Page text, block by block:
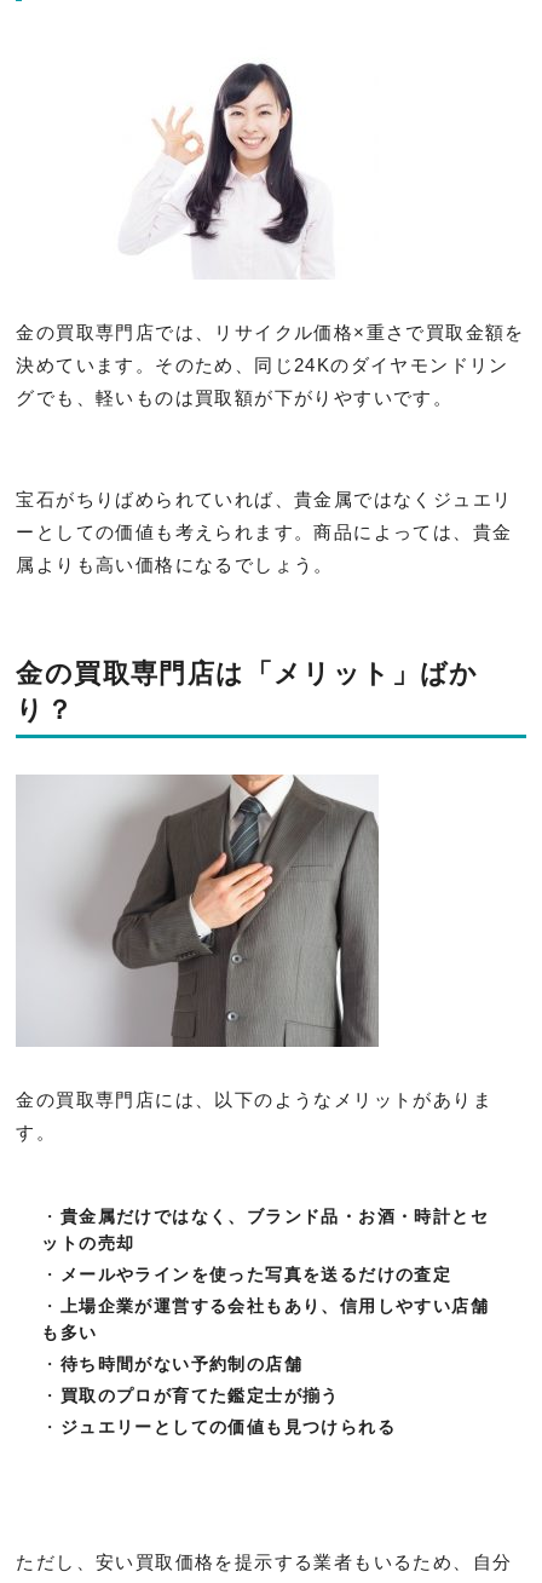
金の買取専門店では、リサイクル価格×重さで買取金額を
決めています。そのため、同じ24Kのダイヤモンドリン
グでも、軽いものは買取額が下がりやすいです。
宝石がちりばめられていれば、貴金属ではなくジュエリ
ーとしての価値も考えられます。商品によっては、貴金
属よりも高い価格になるでしょう。
金の買取専門店は「メリット」ばか
り？
金の買取専門店には、以下のようなメリットがありま
す。
貴金属だけではなく、ブランド品・お酒・時計とセ
ットの売却
メールやラインを使った写真を送るだけの査定
上場企業が運営する会社もあり、信用しやすい店舗
も多い
待ち時間がない予約制の店舗
買取のプロが育てた鑑定士が揃う
ジュエリーとしての価値も見つけられる
ただし、安い買取価格を提示する業者もいるため、自分